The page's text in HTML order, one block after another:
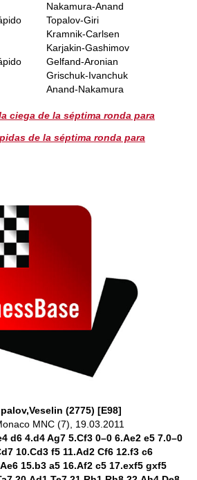
Nakamura-Anand
Topalov-Giri
Kramnik-Carlsen
Karjakin-Gashimov
Gelfand-Aronian
Grischuk-Ivanchuk
Anand-Nakamura
ciega de la séptima ronda para
de la séptima ronda para
(2775) [E98]
MNC (7), 19.03.2011
d6 4.d4 Ag7 5.Cf3 0–0 6.Ae2 e5 7.0–0
10.Cd3 f5 11.Ad2 Cf6 12.f3 c6
15.b3 a5 16.Af2 c5 17.exf5 gxf5